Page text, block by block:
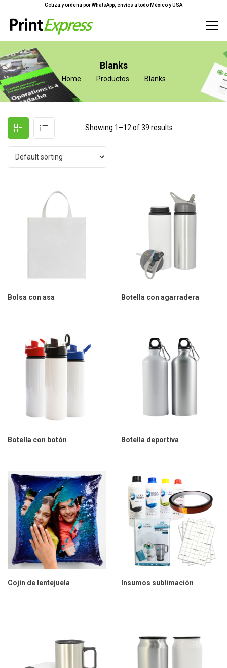
Cotiza y ordena por WhatsApp, envíos a todo México y USA
Blanks
Home Productos Blanks
Showing 1–12 of 39 results
Bolsa con asa Botella con agarradera
Botella con botón Botella deportiva
Cojín de lentejuela Insumos sublimación